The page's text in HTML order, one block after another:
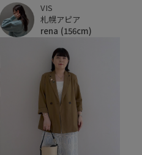
VIS
札幌アピア
rena (156cm)